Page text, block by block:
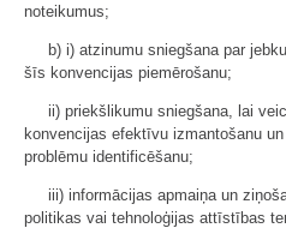
noteikumus;
b) i) atzinumu sniegšana par
šīs konvencijas piemērošanu;
ii) priekšlikumu sniegšana, lai
konvencijas efektīvu izmantošanu
problēmu identificēšanu;
iii) informācijas apmaiņa un
politikas vai tehnoloģijas attīstības